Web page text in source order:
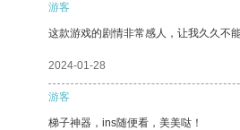
游客
这款游戏的剧情非常感人，让我久久不能
2024-01-28
游客
梯子神器，ins随便看，美美哒！